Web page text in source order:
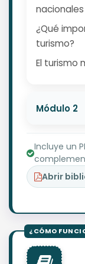
nacionales
¿Qué
turismo?
El turismo
Módulo 2
Incluye un
Abrir